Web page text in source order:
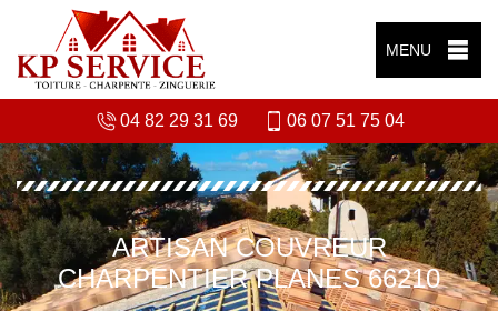
MENU
04 82 29 31 69 06 07 51 75 04
ARTISAN COUVREUR
CHARPENTIER PLANES 66210